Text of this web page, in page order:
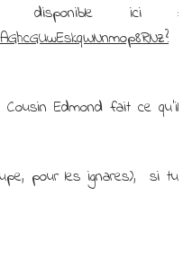
disponible ici :
Edmond fait ce qu’il
pour les ignares),
si tu